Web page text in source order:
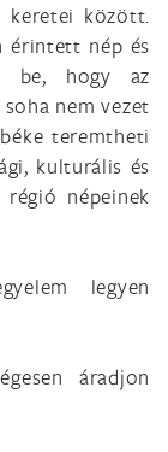
keretei között.
érintett nép és
be, hogy az
nem vezet
teremtheti
kulturális és
népeinek
legyen
áradjon